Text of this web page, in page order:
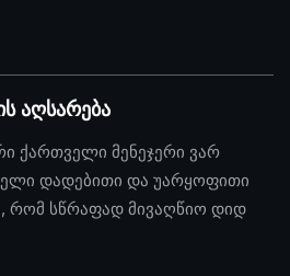
აღსარება
ქართველი მენეჯერი ვარ
დადებითი და უარყოფითი
რომ სწრაფად მივაღწიო დიდ